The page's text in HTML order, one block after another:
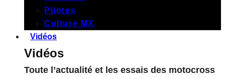
Pilotes
Culture MX
Vidéos
Vidéos
Toute l’actualité et les essais des motocross